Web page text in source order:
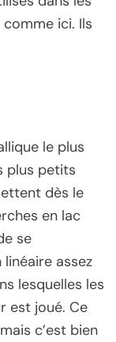
ici. Ils
le plus
plus petits
dès le
en lac
se
assez
lesquelles les
est joué. Ce
c’est bien